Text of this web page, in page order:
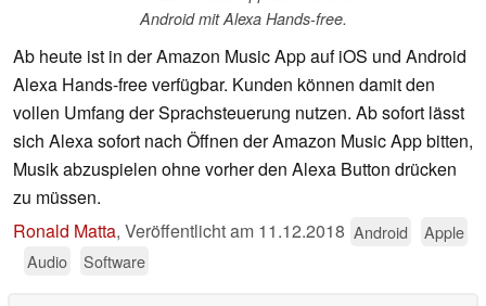
Android mit Alexa Hands-free.
Ab heute ist in der Amazon Music App auf iOS und Android
Alexa Hands-free verfügbar. Kunden können damit den
vollen Umfang der Sprachsteuerung nutzen. Ab sofort lässt
sich Alexa sofort nach Öffnen der Amazon Music App bitten,
Musik abzuspielen ohne vorher den Alexa Button drücken
zu müssen.
Ronald Matta, Veröffentlicht am 11.12.2018 Android
Apple
Audio
Software